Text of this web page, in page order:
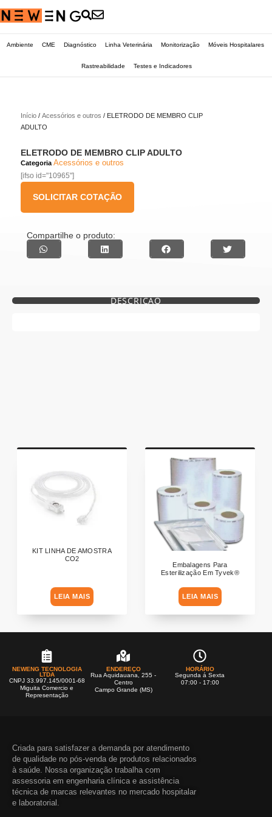
Ambiente CME Diagnóstico Linha Veterinária Monitorização Móveis Hospitalares
Rastreabilidade Testes e Indicadores
Início / Acessórios e outros / ELETRODO DE MEMBRO CLIP
ADULTO
ELETRODO DE MEMBRO CLIP ADULTO
Categoria Acessórios e outros
[ifso id="10965"]
SOLICITAR COTAÇÃO
Compartilhe o produto:
DESCRIÇÃO
KIT LINHA DE AMOSTRA
CO2
LEIA MAIS
Embalagens Para
Esterilização Em Tyvek®
LEIA MAIS
NEWENG TECNOLOGIA
LTDA
CNPJ 33.997.145/0001-68
Miguita Comercio e
Representação
ENDEREÇO
Rua Aquidauana, 255 -
Centro
Campo Grande (MS)
HORÁRIO
Segunda á Sexta
07:00 - 17:00
Criada para satisfazer a demanda por atendimento
de qualidade no pós-venda de produtos relacionados
à saúde. Nossa organização trabalha com
assessoria em engenharia clínica e assistência
técnica de marcas relevantes no mercado hospitalar
e laboratorial.